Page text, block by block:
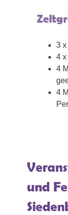
3 x
4 x
4
4
und